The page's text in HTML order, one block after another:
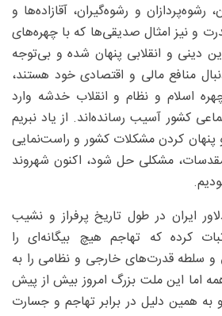
رشوه‌پردازان و رشوه‌گیران، آقازاده‌ها و
و نیز امثال صدیقی‌ها که با چهره‌های
دینی و انقلابی پنهان شده و بی‌توجه
منافع مالی و اقتصادی خود هستند،
اسلام و نظام و انقلاب خدشه وارد
کشور آسیب رسانده‌اند. از یاد نبریم
و پنهان کردن مشکلات کشور و راست‌نمایی
مشکلی حل شود، اکنون شهروند
ایران در طول تاریخ پرفراز و نشیب
کرده که تهاجم هیچ بیگانه‌ای را
و سلطه قدرت‌های خارجی و نظامی را به
اما این ملت بزرگ امروز بیش از پیش
همین دلیل در برابر تهاجم و جسارت